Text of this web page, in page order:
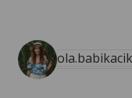
ola.babikacik